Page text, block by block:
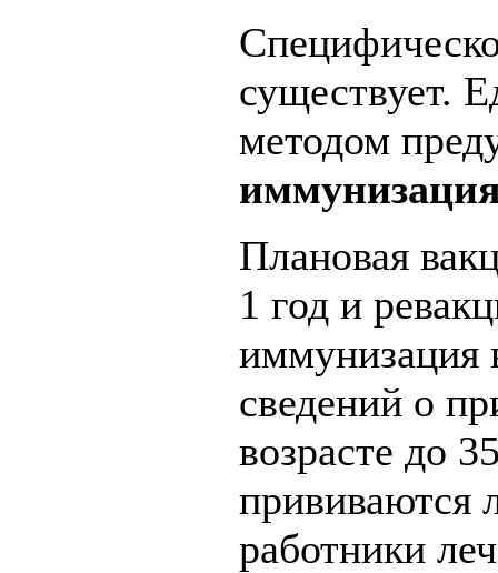
существует.
методом
Плановая
1 год и
сведений о
возрасте до
прививаются
работники